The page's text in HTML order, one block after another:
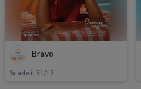
Bravo
Scade il 31/12